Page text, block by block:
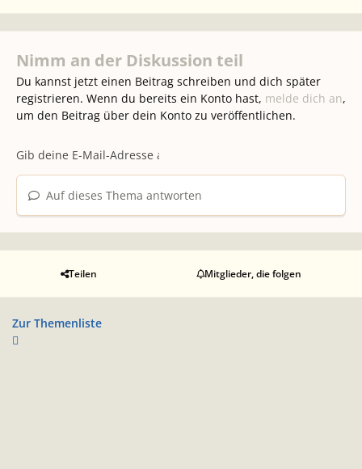
Nimm an der Diskussion teil
Du kannst jetzt einen Beitrag schreiben und dich später
registrieren. Wenn du bereits ein Konto hast, melde dich an,
um den Beitrag über dein Konto zu veröffentlichen.
Auf dieses Thema antworten
Teilen Mitglieder, die folgen
Zur Themenliste